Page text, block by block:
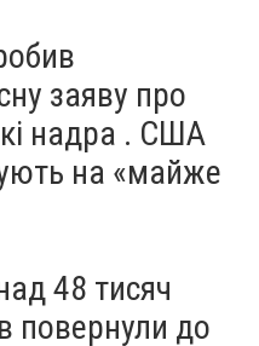
заяву про
надра . США
на «майже
48 тисяч
повернули до